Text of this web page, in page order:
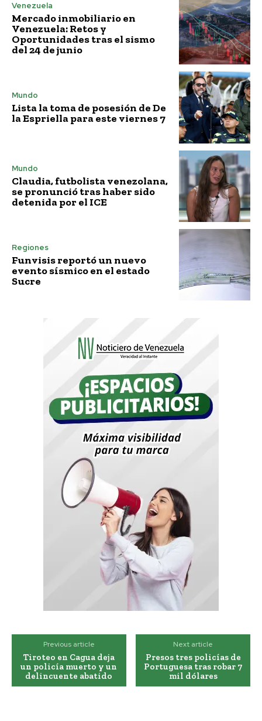
Venezuela
Mercado inmobiliario en
Venezuela: Retos y
Oportunidades tras el sismo
del 24 de junio
Mundo
Lista la toma de posesión de De
la Espriella para este viernes 7
Mundo
Claudia, futbolista venezolana,
se pronunció tras haber sido
detenida por el ICE
Regiones
Funvisis reportó un nuevo
evento sísmico en el estado
Sucre
Previous article
Tiroteo en Cagua deja
un policía muerto y un
delincuente abatido
Next article
Presos tres policías de
Portuguesa tras robar 7
mil dólares